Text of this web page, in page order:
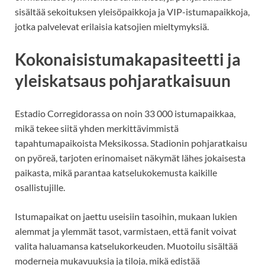
sisältää sekoituksen yleisöpaikkoja ja VIP-istumapaikkoja,
jotka palvelevat erilaisia katsojien mieltymyksiä.
Kokonaisistumakapasiteetti ja
yleiskatsaus pohjaratkaisuun
Estadio Corregidorassa on noin 33 000 istumapaikkaa,
mikä tekee siitä yhden merkittävimmistä
tapahtumapaikoista Meksikossa. Stadionin pohjaratkaisu
on pyöreä, tarjoten erinomaiset näkymät lähes jokaisesta
paikasta, mikä parantaa katselukokemusta kaikille
osallistujille.
Istumapaikat on jaettu useisiin tasoihin, mukaan lukien
alemmat ja ylemmät tasot, varmistaen, että fanit voivat
valita haluamansa katselukorkeuden. Muotoilu sisältää
moderneja mukavuuksia ja tiloja, mikä edistää